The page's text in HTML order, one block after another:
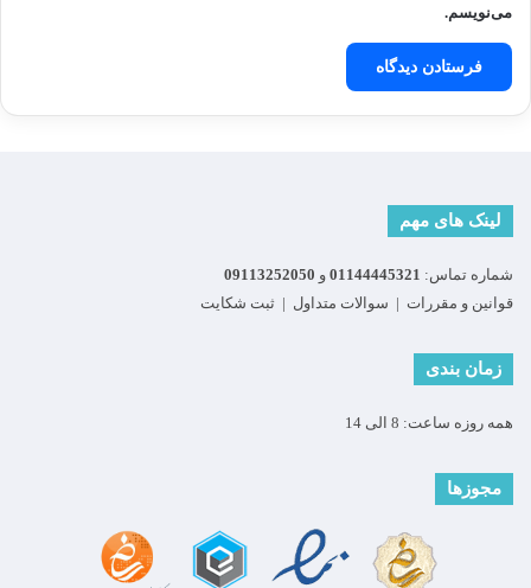
می‌نویسم.
لینک های مهم
شماره تماس: 01144445321 و 09113252050
قوانین و مقررات | سوالات متداول | ثبت شکایت
زمان بندی
همه روزه ساعت: 8 الی 14
مجوزها